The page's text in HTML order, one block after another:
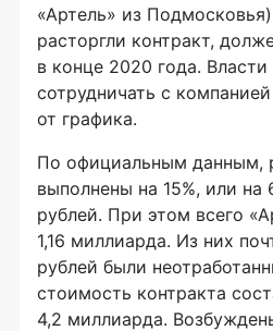
«Артель» из
расторгли контракт,
в конце 2020 года. Власти
сотрудничать с
от графика.
По официальным данным,
выполнены на 15%, или на
рублей. При этом всего
1,16 миллиарда. Из них
рублей были
стоимость контракта
4,2 миллиарда.